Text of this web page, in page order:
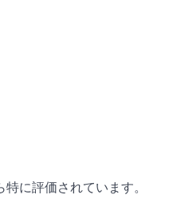
に評価されています。